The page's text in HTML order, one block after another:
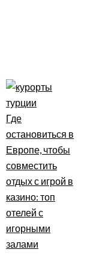
Где
остановиться в
Европе, чтобы
совместить
отдых с игрой в
казино: топ
отелей с
игорными
залами